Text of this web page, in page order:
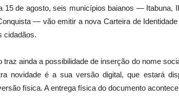
15 de agosto, seis municípios baianos — Itabuna,
— vão emitir a nova Carteira de
cidadãos.
traz ainda a possibilidade de inserção do nome
novidade é a sua versão digital, que estará
física. A entrega física do documento